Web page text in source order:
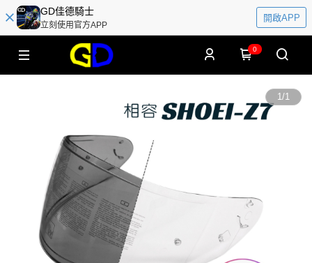
GD佳德騎士
立刻使用官方APP
開啟APP
0
1/1